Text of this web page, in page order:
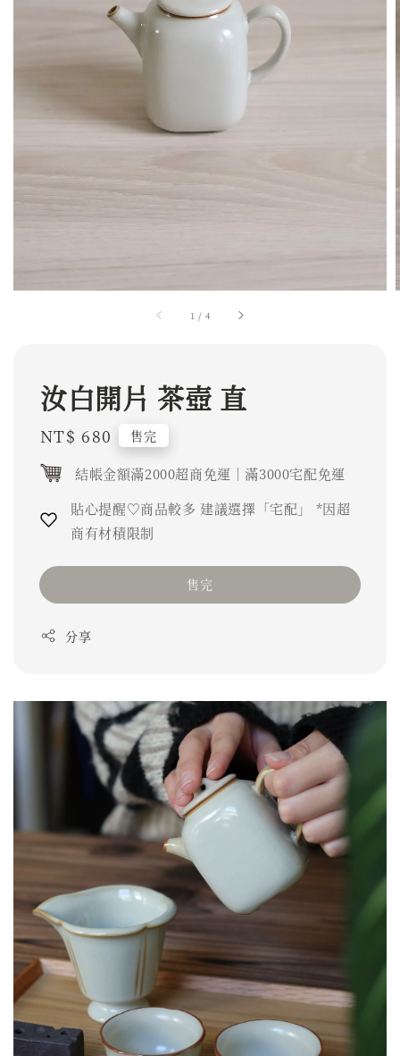
1 / 4
汝白開片 茶壺 直
Regular
price
NT$ 680 售完
結帳金額滿2000超商免運｜滿3000宅配免運
貼心提醒♡商品較多 建議選擇「宅配」 *因超
商有材積限制
售完
分享